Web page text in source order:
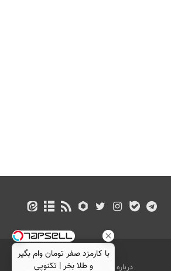
درباره ما تماس با ما بازرگانی
با کارمزد صفر تومان وام بگیر
و طلا بخر | تکنوپی